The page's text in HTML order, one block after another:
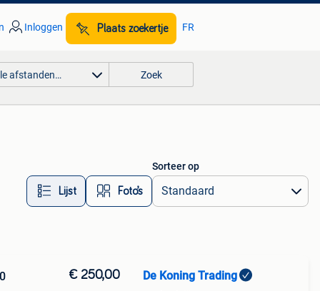
Inloggen Plaats zoekertje FR
afstanden… Zoek
Lijst Foto’s
Sorteer op
€ 250,00 De Koning Trading